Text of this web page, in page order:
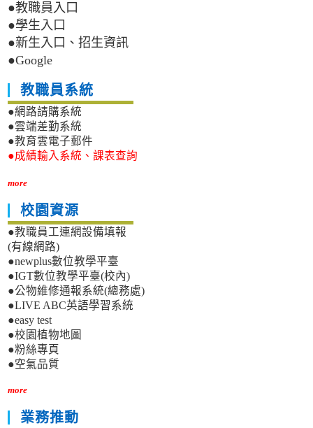
●教職員入口
●學生入口
●新生入口、招生資訊
●Google
教職員系統
●網路請購系統
●雲端差勤系統
●教育雲電子郵件
●成績輸入系統、課表查詢
more
校園資源
●教職員工連網設備填報
(有線網路)
●newplus數位教學平臺
●IGT數位教學平臺(校內)
●公物維修通報系統(總務處)
●LIVE ABC英語學習系統
●easy test
●校園植物地圖
●粉絲專頁
●空氣品質
more
業務推動